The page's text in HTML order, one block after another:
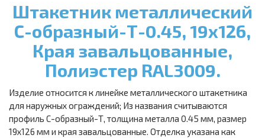
Штакетник металлический
С-образный-Т-0.45, 19х126,
Края завальцованные,
Полиэстер RAL3009.
Изделие относится к линейке металлического штакетника
для наружных ограждений; Из названия считываются
профиль С-образный-Т, толщина металла 0.45 мм, размер
19х126 мм и края завальцованные. Отделка указана как